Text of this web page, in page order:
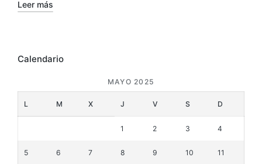
Leer más
Calendario
MAYO 2025
L M X J V S D
1 2 3 4
5 6 7 8 9 10 11